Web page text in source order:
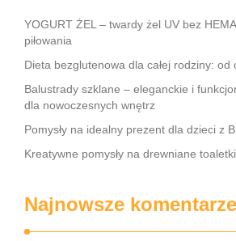
YOGURT ŻEL – twardy żel UV bez
piłowania
Dieta bezglutenowa dla całej rodziny: od
Balustrady szklane – eleganckie i
dla nowoczesnych wnętrz
Pomysły na idealny prezent dla dzieci z
Kreatywne pomysły na drewniane
Najnowsze komentarze